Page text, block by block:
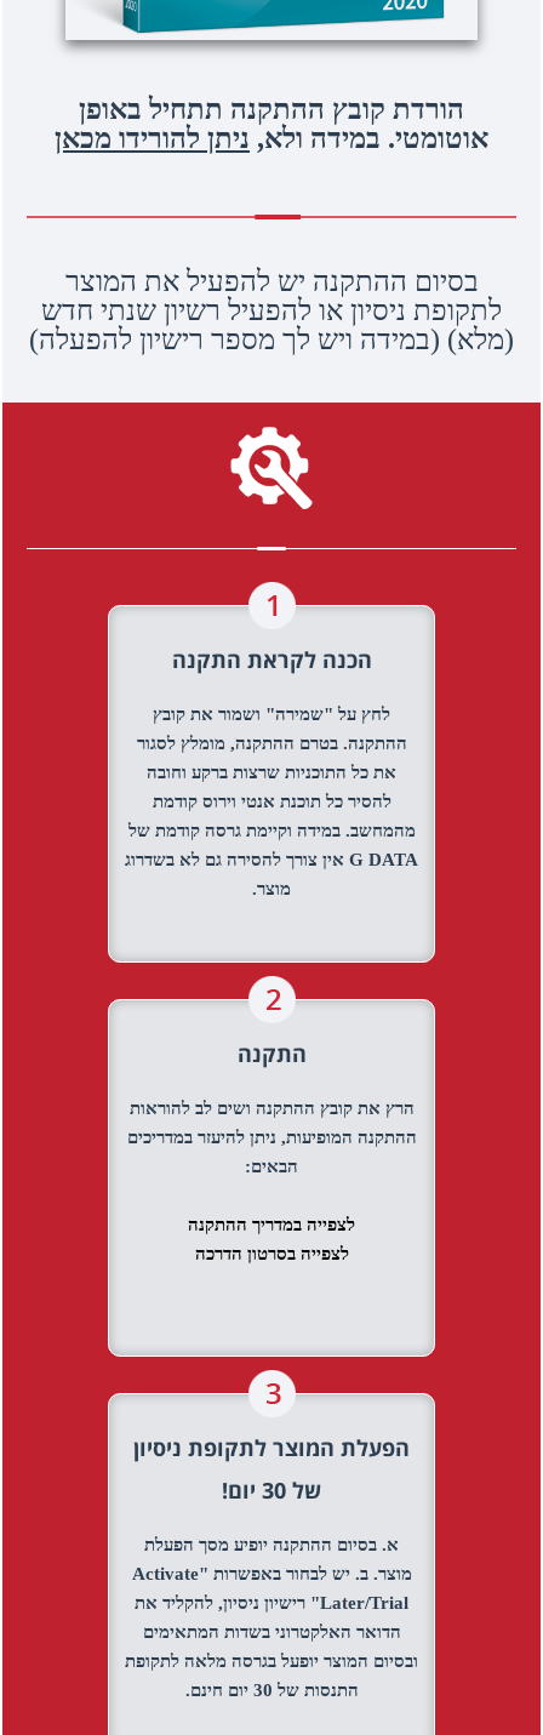
הורדת קובץ ההתקנה תתחיל באופן
אוטומטי. במידה ולא,ניתן להורידו מכאן
בסיום ההתקנה יש להפעיל את המוצר
לתקופת ניסיון או להפעיל רשיון שנתי חדש
(במידה ויש לך מספר רישיון להפעלה)
הכנה לקראת התקנה
לחץ על "שמירה" ושמור את קובץ
ההתקנה. בטרם ההתקנה, מומלץ לסגור
את כל התוכניות שרצות ברקע וחובה
להסיר כל תוכנת אנטי וירוס קודמת
מהמחשב. במידה וקיימת גרסה קודמת של
G DATA אין צורך להסירה גם לא בשדרוג
מוצר.
התקנה
הרץ את קובץ ההתקנה ושים לב להוראות
ההתקנה המופיעות, ניתן להיעזר במדריכים
הבאים:
לצפייה במדריך ההתקנה
לצפייה בסרטון הדרכה
הפעלת המוצר לתקופת ניסיון
של 30 יום!
א. בסיום ההתקנה יופיע מסך הפעלת
מוצר. ב. יש לבחור באפשרות "Activate
Later/Trial" רישיון ניסיון, להקליד את
הדואר האלקטרוני בשדות המתאימים
ובסיום המוצר יופעל בגרסה מלאה לתקופת
התנסות של 30 יום חינם.